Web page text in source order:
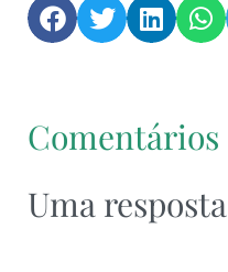
Comentários
Uma resposta